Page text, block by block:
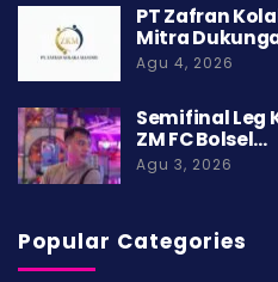
PT Zafran
Mitra
Agu 4, 2026
Semifinal Leg
ZM FC Bolsel…
Agu 3, 2026
Popular Categories